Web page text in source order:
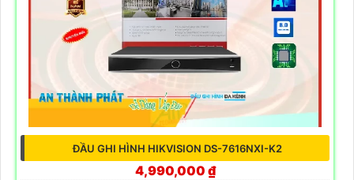
ĐẦU GHI HÌNH HIKVISION DS-7616NXI-K2
4,990,000 ₫